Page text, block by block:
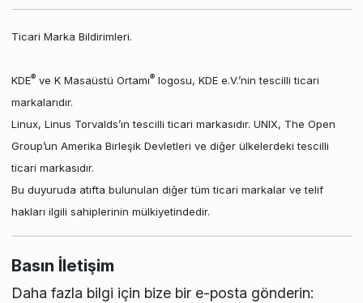
Ticari Marka Bildirimleri.
KDE®ve K Masaüstü Ortamı®logosu, KDE e.V.’nin tescilli ticari
markalarıdır.
Linux, Linus Torvalds’ın tescilli ticari markasıdır. UNIX, The Open
Group’un Amerika Birleşik Devletleri ve diğer ülkelerdeki tescilli
ticari markasıdır.
Bu duyuruda atıfta bulunulan diğer tüm ticari markalar ve telif
hakları ilgili sahiplerinin mülkiyetindedir.
Basın İletişim
Daha fazla bilgi için bize bir e-posta gönderin: